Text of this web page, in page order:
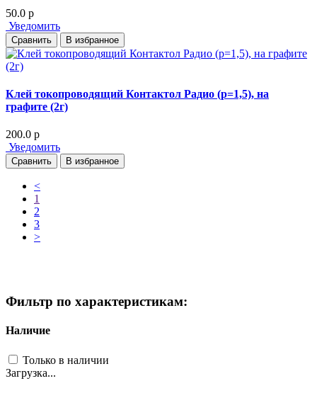
50.0 p
Уведомить
Сравнить В избранное
Клей токопроводящий Контактол Радио (p=1,5), на
графите (2г)
200.0 p
Уведомить
Сравнить В избранное
<Previous
1
2
3
>Next
Фильтр по характеристикам:
Наличие
Только в наличии
Загрузка...